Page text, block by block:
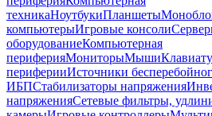
техникаНоутбукиПланшеты
компьютерыИгровые консоли
оборудованиеКомпьютерная
периферияМониторыМыши
периферииИсточники
ИБПСтабилизаторы напряжения
напряженияСетевые фильтры,